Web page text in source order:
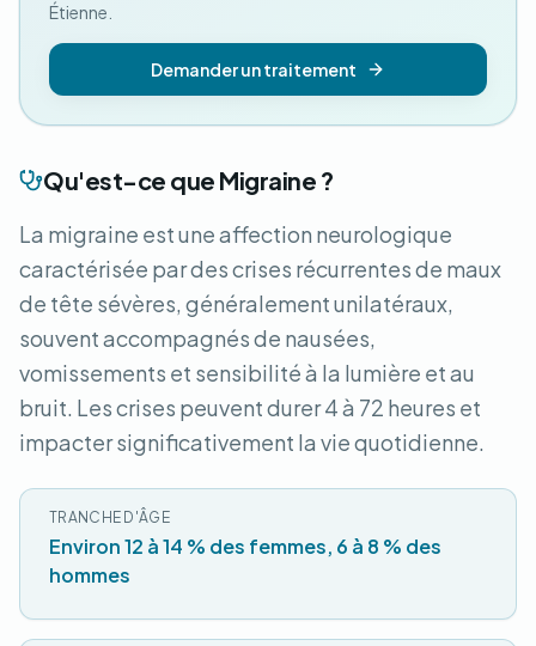
Qu'est-ce que Migraine ?
La migraine est une affection neurologique
caractérisée par des crises récurrentes de maux
de tête sévères, généralement unilatéraux,
souvent accompagnés de nausées,
vomissements et sensibilité à la lumière et au
bruit. Les crises peuvent durer 4 à 72 heures et
impacter significativement la vie quotidienne.
TRANCHE D'ÂGE
Environ 12 à 14 % des femmes, 6 à 8 % des
hommes
Étienne.
Demander un traitement